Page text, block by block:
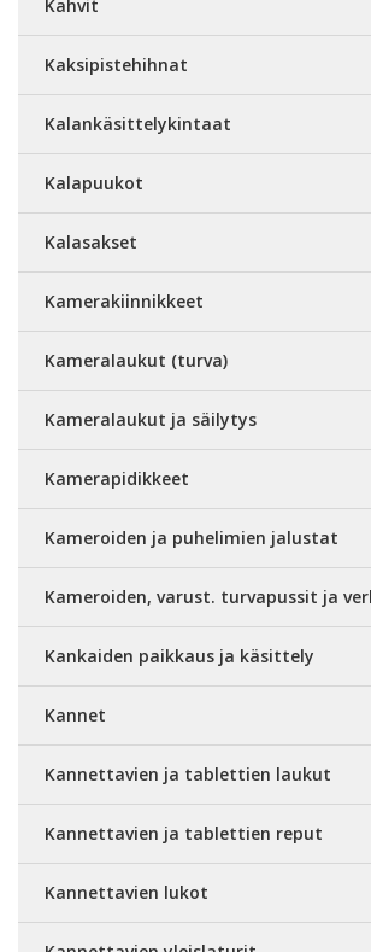
Kahvit
Kaksipistehihnat
Kalankäsittelykintaat
Kalapuukot
Kalasakset
Kamerakiinnikkeet
Kameralaukut (turva)
Kameralaukut ja säilytys
Kamerapidikkeet
Kameroiden ja puhelimien jalustat
Kameroiden, varust. turvapussit ja
Kankaiden paikkaus ja käsittely
Kannet
Kannettavien ja tablettien laukut
Kannettavien ja tablettien reput
Kannettavien lukot